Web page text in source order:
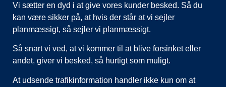
Vi sætter en dyd i at give vores kunder besked. Så du
kan være sikker på, at hvis der står at vi sejler
planmæssigt, så sejler vi planmæssigt.
Så snart vi ved, at vi kommer til at blive forsinket eller
andet, giver vi besked, så hurtigt som muligt.
At udsende trafikinformation handler ikke kun om at